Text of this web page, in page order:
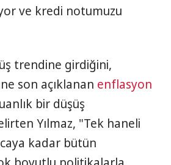
ve kredi notumuzu
trendine girdiğini,
son açıklanan enflasyon
bir düşüş
Yılmaz, "Tek haneli
kadar bütün